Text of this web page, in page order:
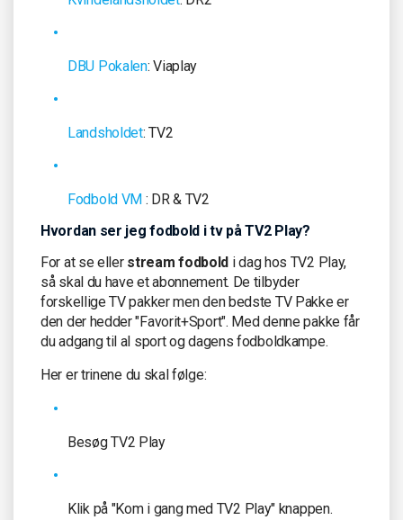
DBU Pokalen: Viaplay
Landsholdet: TV2
Fodbold VM : DR & TV2
Hvordan ser jeg fodbold i tv på TV2 Play?
For at se eller stream fodbold i dag hos TV2 Play,
så skal du have et abonnement. De tilbyder
forskellige TV pakker men den bedste TV Pakke er
den der hedder "Favorit+Sport". Med denne pakke får
du adgang til al sport og dagens fodboldkampe.
Her er trinene du skal følge:
Besøg TV2 Play
Klik på "Kom i gang med TV2 Play" knappen.